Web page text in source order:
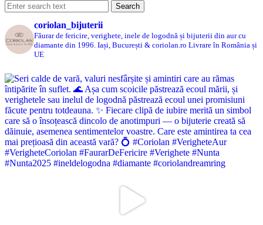
coriolan_bijuterii
Făurar de fericire, verighete, inele de logodnă și bijuterii din aur cu
diamante din 1996. Iași, București & coriolan.ro Livrare în România și
UE